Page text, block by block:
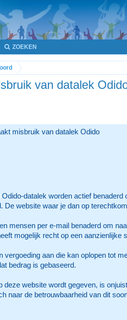
ZOEKEN
van datalek
misbruik van datalek Odido
datalek worden actief
De website waar je dan op
mensen per e-mail benaderd om
mogelijk recht op een aanzienlijke
vergoeding aan die kan oplopen tot
bedrag is gebaseerd.
deze website wordt gegeven, is
naar de betrouwbaarheid van dit